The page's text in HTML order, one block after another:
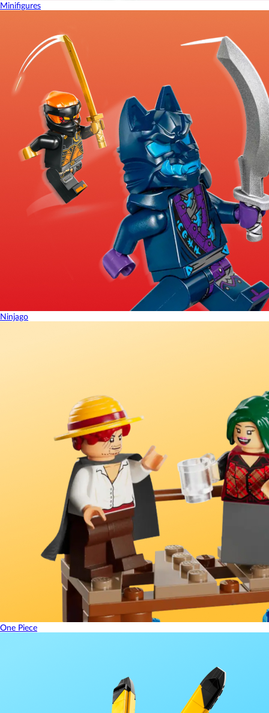
Minifigures
Ninjago
One Piece